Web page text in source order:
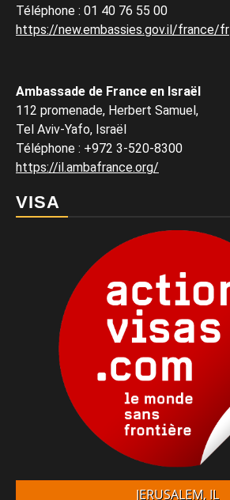
Téléphone : 01 40 76 55 00
https://new.embassies.gov.il/france/fr
Ambassade de France en Israël
112 promenade, Herbert Samuel,
Tel Aviv-Yafo, Israël
Téléphone : +972 3-520-8300
https://il.ambafrance.org/
VISA
JERUSALEM, IL